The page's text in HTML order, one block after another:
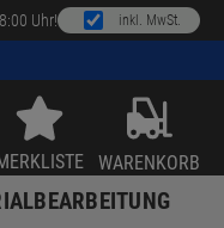
Uhr! inkl. MwSt.
WARENKORB